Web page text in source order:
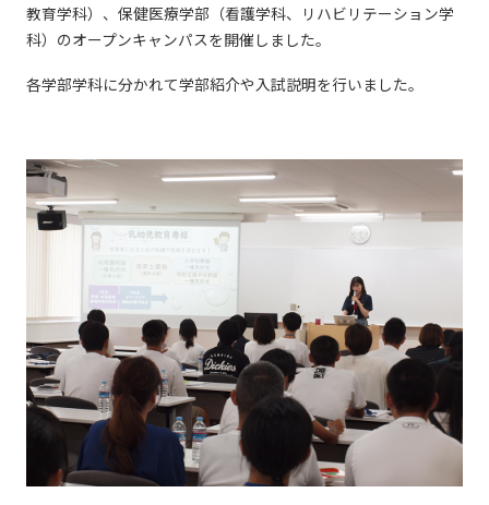
教育学科）、保健医療学部（看護学科、リハビリテーション学
科）のオープンキャンパスを開催しました。
各学部学科に分かれて学部紹介や入試説明を行いました。